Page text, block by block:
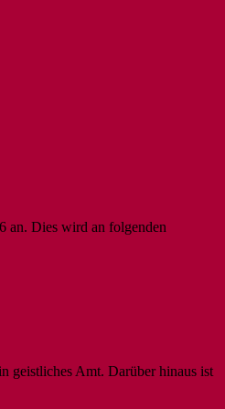
an. Dies wird an folgenden
geistliches Amt. Darüber hinaus ist